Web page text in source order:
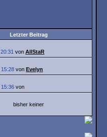
Letzter Beitrag
20:31 von AllStaR
15:28 von Evelyn
15:36 von
bisher keiner